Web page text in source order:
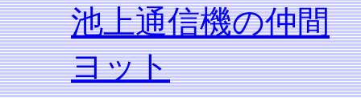
池上通信機の仲間
ヨット